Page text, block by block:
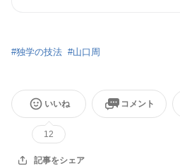
#独学の技法 #山口周
いいね
12
コメント
記事をシェア